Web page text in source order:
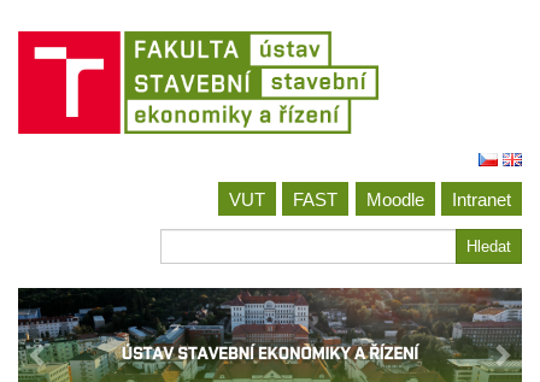
VUT FAST Moodle
Intranet
Hledat